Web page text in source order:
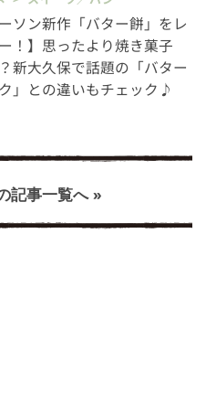
ーソン新作「バター餅」をレ
！】思ったより焼き菓子
新大久保で話題の「バター
」との違いもチェック♪
記事一覧へ »